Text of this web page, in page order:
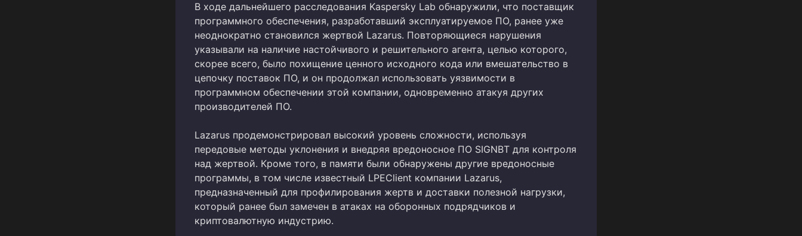
В ходе дальнейшего расследования Kaspersky Lab обнаружили, что поставщик
программного обеспечения, разработавший эксплуатируемое ПО, ранее уже
неоднократно становился жертвой Lazarus. Повторяющиеся нарушения
указывали на наличие настойчивого и решительного агента, целью которого,
скорее всего, было похищение ценного исходного кода или вмешательство в
цепочку поставок ПО, и он продолжал использовать уязвимости в
программном обеспечении этой компании, одновременно атакуя других
производителей ПО.
Lazarus продемонстрировал высокий уровень сложности, используя
передовые методы уклонения и внедряя вредоносное ПО SIGNBT для контроля
над жертвой. Кроме того, в памяти были обнаружены другие вредоносные
программы, в том числе известный LPEClient компании Lazarus,
предназначенный для профилирования жертв и доставки полезной нагрузки,
который ранее был замечен в атаках на оборонных подрядчиков и
криптовалютную индустрию.